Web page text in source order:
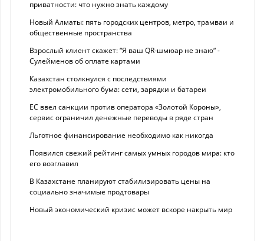
приватности: что нужно знать каждому
Новый Алматы: пять городских центров, метро, трамваи и
общественные пространства
Взрослый клиент скажет: “Я ваш QR-шмюар не знаю“ -
Сулейменов об оплате картами
Казахстан столкнулся с последствиями
электромобильного бума: сети, зарядки и батареи
ЕС ввел санкции против оператора «Золотой Короны»,
сервис ограничил денежные переводы в ряде стран
Льготное финансирование необходимо как никогда
Появился свежий рейтинг самых умных городов мира: кто
его возглавил
В Казахстане планируют стабилизировать цены на
социально значимые продтовары
Новый экономический кризис может вскоре накрыть мир